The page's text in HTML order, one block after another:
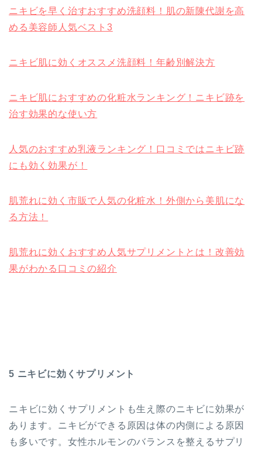
ニキビを早く治すおすすめ洗顔料！肌の新陳代謝を高
める美容師人気ベスト3
ニキビ肌に効くオススメ洗顔料！年齢別解決方
ニキビ肌におすすめの化粧水ランキング！ニキビ跡を
治す効果的な使い方
人気のおすすめ乳液ランキング！口コミではニキビ跡
にも効く効果が！
肌荒れに効く市販で人気の化粧水！外側から美肌にな
る方法！
肌荒れに効くおすすめ人気サプリメントとは！改善効
果がわかる口コミの紹介
5 ニキビに効くサプリメント
ニキビに効くサプリメントも生え際のニキビに効果が
あります。ニキビができる原因は体の内側による原因
も多いです。女性ホルモンのバランスを整えるサプリ